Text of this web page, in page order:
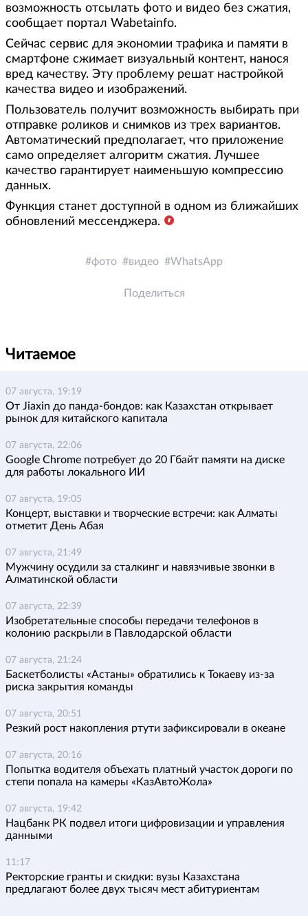
возможность отсылать фото и видео без сжатия,
сообщает портал Wabetainfo.
Сейчас сервис для экономии трафика и памяти в
смартфоне сжимает визуальный контент, нанося
вред качеству. Эту проблему решат настройкой
качества видео и изображений.
Пользователь получит возможность выбирать при
отправке роликов и снимков из трех вариантов.
Автоматический предполагает, что приложение
само определяет алгоритм сжатия. Лучшее
качество гарантирует наименьшую компрессию
данных.
Функция станет доступной в одном из ближайших
обновлений мессенджера.
фото видео WhatsApp
Поделиться
Читаемое
07 августа, 19:19
От Jiaxin до панда-бондов: как Казахстан открывает
рынок для китайского капитала
07 августа, 22:06
Google Chrome потребует до 20 Гбайт памяти на диске
для работы локального ИИ
07 августа, 19:05
Концерт, выставки и творческие встречи: как Алматы
отметит День Абая
07 августа, 21:49
Мужчину осудили за сталкинг и навязчивые звонки в
Алматинской области
07 августа, 22:39
Изобретательные способы передачи телефонов в
колонию раскрыли в Павлодарской области
07 августа, 21:24
Баскетболисты «Астаны» обратились к Токаеву из-за
риска закрытия команды
07 августа, 20:51
Резкий рост накопления ртути зафиксировали в океане
07 августа, 20:16
Попытка водителя объехать платный участок дороги по
степи попала на камеры «КазАвтоЖола»
07 августа, 19:42
Нацбанк РК подвел итоги цифровизации и управления
данными
11:17
Ректорские гранты и скидки: вузы Казахстана
предлагают более двух тысяч мест абитуриентам